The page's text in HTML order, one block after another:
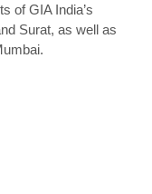
of GIA India’s
Surat, as well as